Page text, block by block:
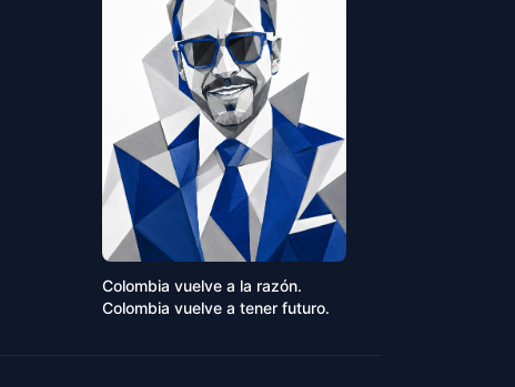
Colombia vuelve a la razón.
Colombia vuelve a tener futuro.